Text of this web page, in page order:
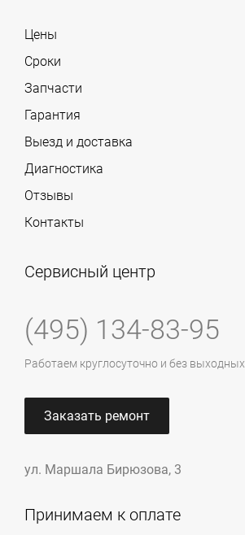
Цены
Сроки
Запчасти
Гарантия
Выезд и доставка
Диагностика
Отзывы
Контакты
Сервисный центр
(495) 134-83-95
Работаем круглосуточно и без выходных
Заказать ремонт
ул. Маршала Бирюзова, 3
Принимаем к оплате